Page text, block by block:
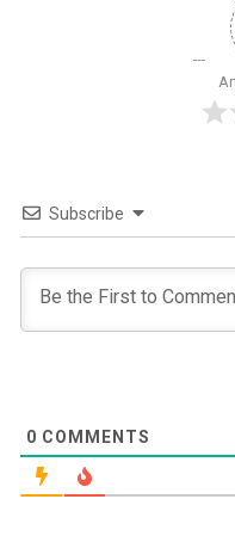
Subscribe
0 COMMENTS